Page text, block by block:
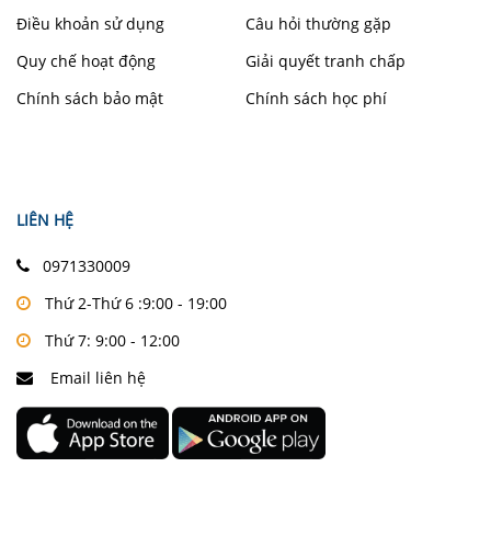
Điều khoản sử dụng
Quy chế hoạt động
Chính sách bảo mật
Câu hỏi thường gặp
Giải quyết tranh chấp
Chính sách học phí
LIÊN HỆ
0971330009
Thứ 2-Thứ 6 :9:00 - 19:00
Thứ 7: 9:00 - 12:00
Email liên hệ